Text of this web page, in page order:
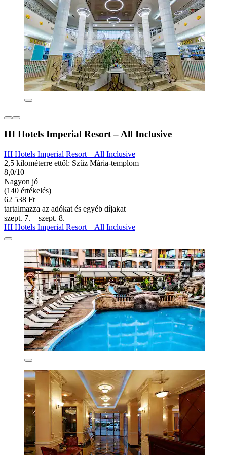
HI Hotels Imperial Resort – All Inclusive
HI Hotels Imperial Resort – All Inclusive
2,5 kilométerre ettől: Szűz Mária-templom
8,0/10
Nagyon jó
(140 értékelés)
62 538 Ft
tartalmazza az adókat és egyéb díjakat
szept. 7. – szept. 8.
HI Hotels Imperial Resort – All Inclusive